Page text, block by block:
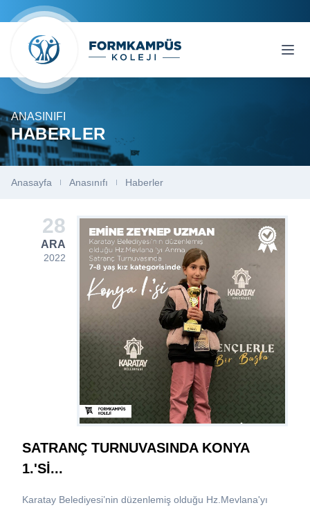
ANASINIFI
HABERLER
Anasayfa Anasınıfı Haberler
28
ARA
2022
SATRANÇ TURNUVASINDA KONYA
1.'Sİ...
Karatay Belediyesi’nin düzenlemiş olduğu Hz.Mevlana'yı